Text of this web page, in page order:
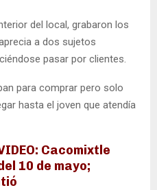
del local, grabaron los
a dos sujetos
pasar por clientes.
para comprar pero solo
hasta el joven que atendía
Cacomixtle
10 de mayo;